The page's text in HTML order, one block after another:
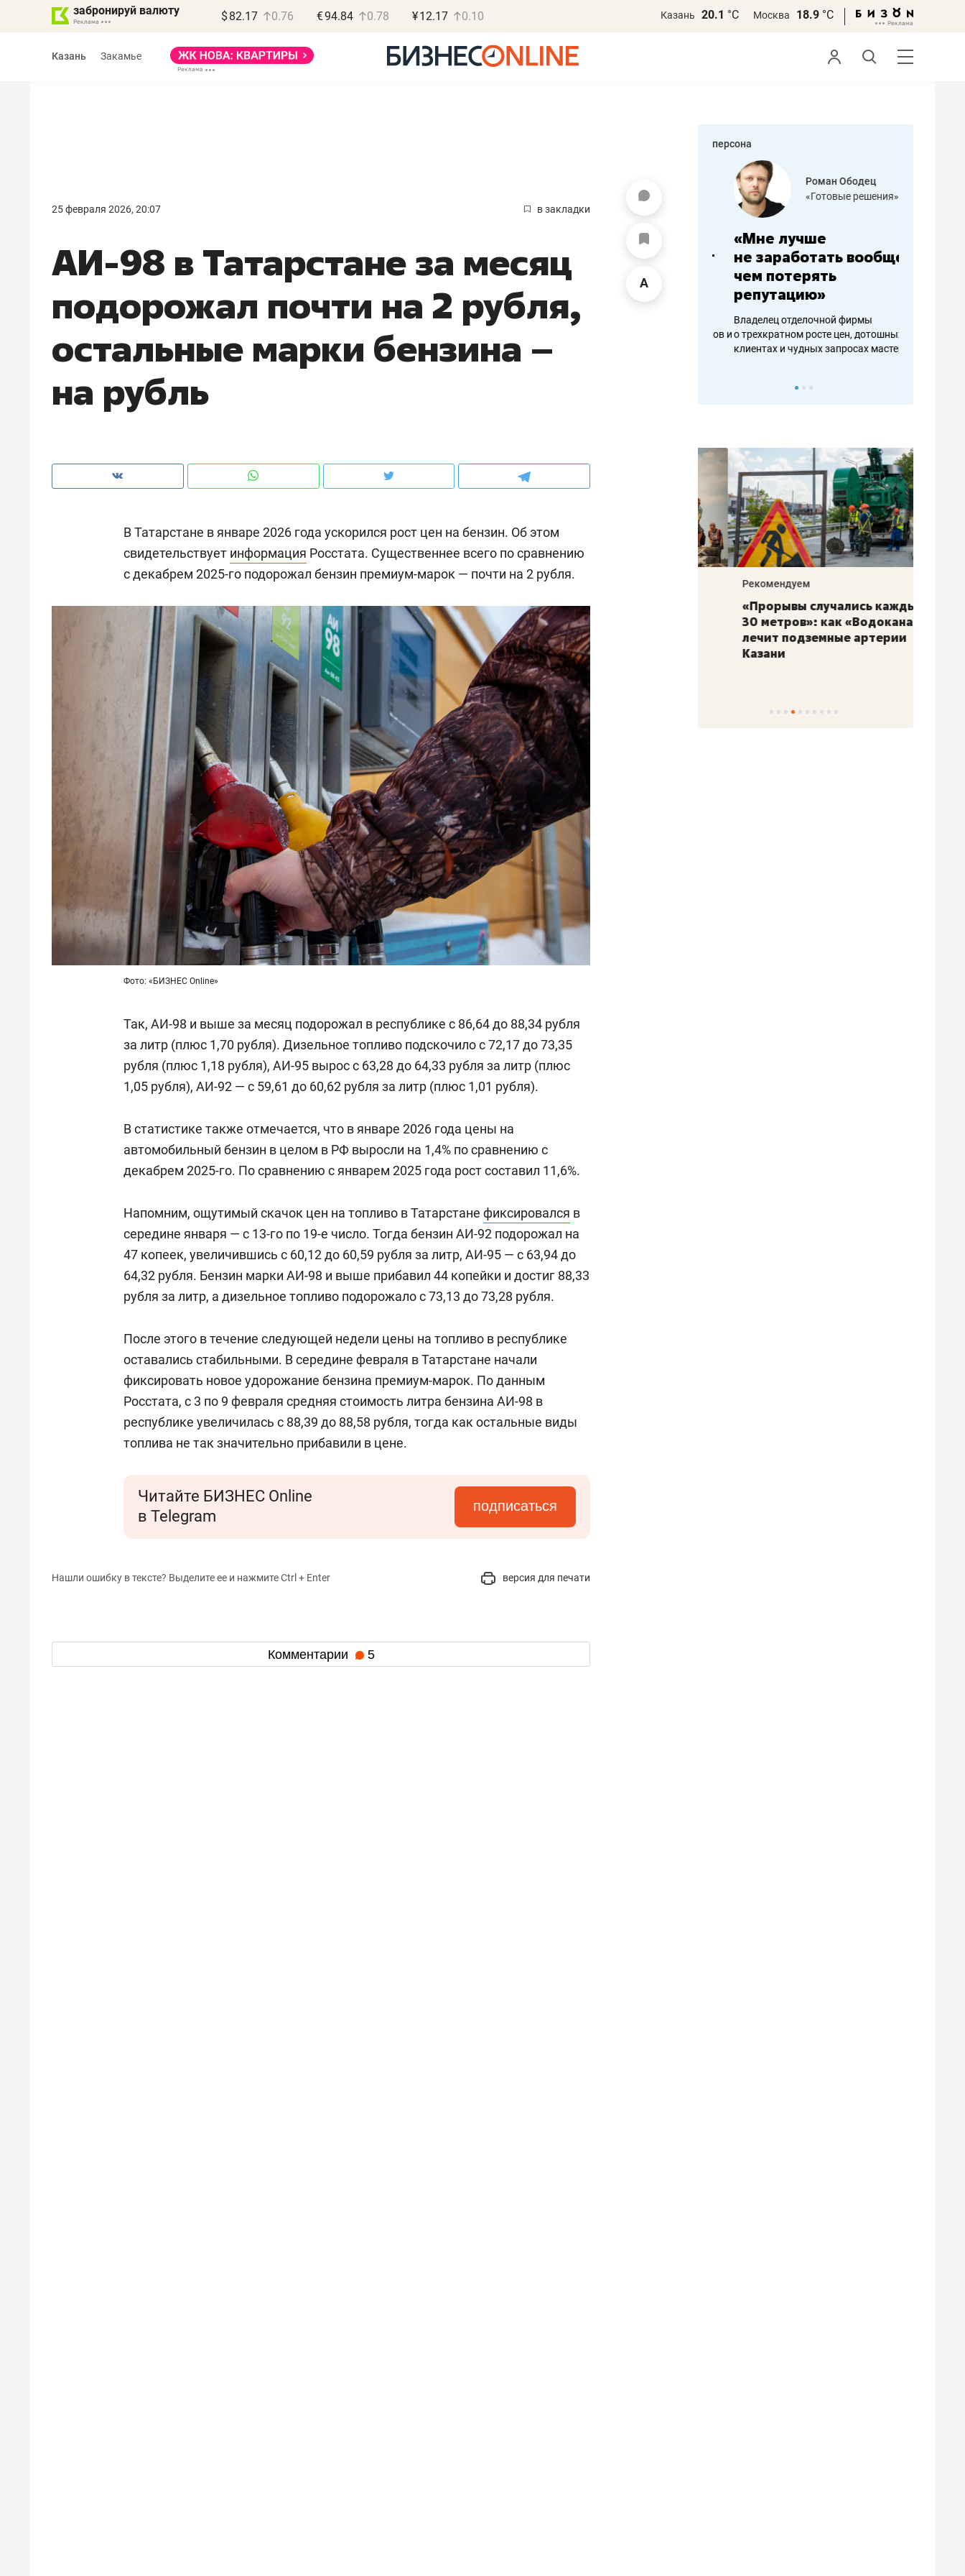
забронируй валюту $ 82.17 0.76 €94.84 0.78 ¥12.17 0.10 Казань 20.1 °С Москва 18.9 °С
Казань Закамье
25 февраля 2026, 20:07 в закладки
АИ-98 в Татарстане за месяц
подорожал почти на 2 рубля,
остальные марки бензина –
на рубль
В Татарстане в январе 2026 года ускорился рост цен на бензин. Об этом
свидетельствует информация Росстата. Существеннее всего по сравнению
с декабрем 2025-го подорожал бензин премиум-марок — почти на 2 рубля.
Фото: «БИЗНЕС Online»
Так, АИ-98 и выше за месяц подорожал в республике с 86,64 до 88,34 рубля
за литр (плюс 1,70 рубля). Дизельное топливо подскочило с 72,17 до 73,35
рубля (плюс 1,18 рубля), АИ-95 вырос с 63,28 до 64,33 рубля за литр (плюс
1,05 рубля), АИ-92 — с 59,61 до 60,62 рубля за литр (плюс 1,01 рубля).
В статистике также отмечается, что в январе 2026 года цены на
автомобильный бензин в целом в РФ выросли на 1,4% по сравнению с
декабрем 2025-го. По сравнению с январем 2025 года рост составил 11,6%.
Напомним, ощутимый скачок цен на топливо в Татарстане фиксировался в
середине января — с 13-го по 19-е число. Тогда бензин АИ-92 подорожал на
47 копеек, увеличившись с 60,12 до 60,59 рубля за литр, АИ-95 — с 63,94 до
64,32 рубля. Бензин марки АИ-98 и выше прибавил 44 копейки и достиг 88,33
рубля за литр, а дизельное топливо подорожало с 73,13 до 73,28 рубля.
После этого в течение следующей недели цены на топливо в республике
оставались стабильными. В середине февраля в Татарстане начали
фиксировать новое удорожание бензина премиум-марок. По данным
Росстата, с 3 по 9 февраля средняя стоимость литра бензина АИ-98 в
республике увеличилась с 88,39 до 88,58 рубля, тогда как остальные виды
топлива не так значительно прибавили в цене.
Читайте БИЗНЕС Online
в Telegram
подписаться
Нашли ошибку в тексте? Выделите ее и нажмите Ctrl + Enter версия для печати
Комментарии 5
персона
«Не зная местных
правил, бизнес может
потерять минимум
Как бизнесу выйти на зарубежные
чем интересен Оман?
Роман Ободец
«Готовые решения»
«Мне лучше
не заработать вообще,
чем потерять
репутацию»
Владелец отделочной фирмы
о трехкратном росте цен, дотошных
клиентах и чудных запросах мастеров
Рекомендуем
150 камер до квартиры и Face
ID вместо ключа: какой будет
безопасность в ЖК «Нова»
Опыт выживания в дикой
природе, работа
с ментальным и физическим
состоянием как основа
антихрупких команд
Рекомендуем
Мексика, рок-концерт
и вагон с чак-чаком: как
в Менделеевске прошла
«Гонка Героев»
Рекомендуем
«Прорывы случались каждые
30 метров»: как «Водоканал»
лечит подземные артерии
Казани